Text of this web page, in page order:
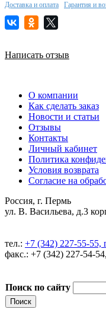
Доставка и оплата Гарантия и
Написать отзыв
О компании
Как сделать заказ
Новости и статьи
Отзывы
Контакты
Личный кабинет
Политика
Условия возврата
Согласие на
Россия, г. Пермь
ул. В. Васильева, д.3
тел.: +7 (342) 227-55-55,
факс.: +7 (342) 227-54-
Поиск по сайту